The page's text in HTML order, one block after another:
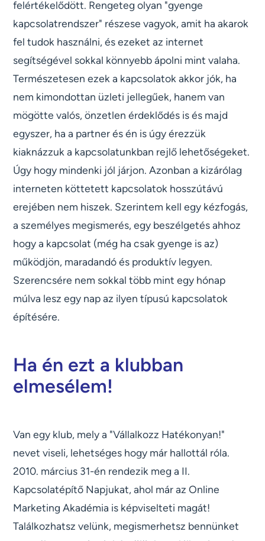
felértékelődött. Rengeteg olyan "gyenge
kapcsolatrendszer" részese vagyok, amit ha akarok
fel tudok használni, és ezeket az internet
segítségével sokkal könnyebb ápolni mint valaha.
Természetesen ezek a kapcsolatok akkor jók, ha
nem kimondottan üzleti jellegűek, hanem van
mögötte valós, önzetlen érdeklődés is és majd
egyszer, ha a partner és én is úgy érezzük
kiaknázzuk a kapcsolatunkban rejlő lehetőségeket.
Úgy hogy mindenki jól járjon. Azonban a kizárólag
interneten köttetett kapcsolatok hosszútávú
erejében nem hiszek. Szerintem kell egy kézfogás,
a személyes megismerés, egy beszélgetés ahhoz
hogy a kapcsolat (még ha csak gyenge is az)
működjön, maradandó és produktív legyen.
Szerencsére nem sokkal több mint egy hónap
múlva lesz egy nap az ilyen típusú kapcsolatok
építésére.
Ha én ezt a klubban
elmesélem!
Van egy klub, mely a "Vállalkozz Hatékonyan!"
nevet viseli, lehetséges hogy már hallottál róla.
2010. március 31-én rendezik meg a II.
Kapcsolatépítő Napjukat, ahol már az Online
Marketing Akadémia is képviselteti magát!
Találkozhatsz velünk, megismerhetsz bennünket